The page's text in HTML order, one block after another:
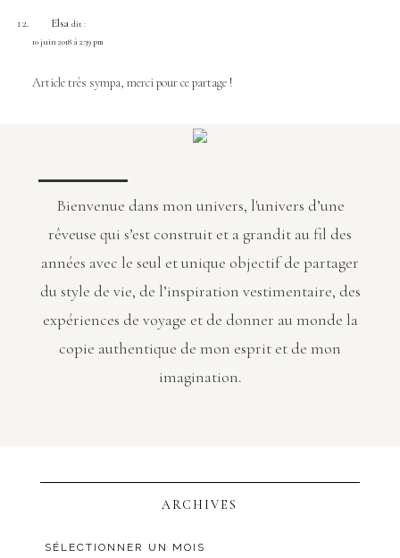
Elsa dit :
10 juin 2018 à 2:39 pm
Article très sympa, merci pour ce partage !
Bienvenue dans mon univers, l'univers d’une
rêveuse qui s’est construit et a grandit au fil des
années avec le seul et unique objectif de partager
du style de vie, de l’inspiration vestimentaire, des
expériences de voyage et de donner au monde la
copie authentique de mon esprit et de mon
imagination.
ARCHIVES